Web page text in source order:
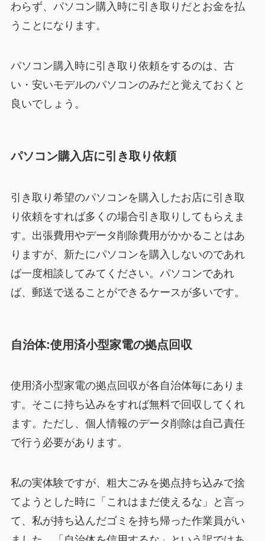
わらず、パソコン購入時に引き取りだとお金を払
うことになります。
パソコン購入時に引き取り依頼をするのは、古
い・安いモデルのパソコンのみだと覚えておくと
良いでしょう。
パソコン購入店に引き取り依頼
引き取り希望のパソコンを購入したお店に引き取
り依頼をすれば多くの場合引き取りしてもらえま
す。出張費用やデータ削除費用がかかることはあ
りますが、新たにパソコンを購入しないのであれ
ば一度相談してみてください。パソコンであれ
ば、郵送で送ることができるケースが多いです。
自治体:使用済小型家電の拠点回収
使用済小型家電の拠点回収が各自治体毎にありま
す。そこに持ち込みをすれば無料で回収してくれ
ます。ただし、個人情報のデータ削除は自己責任
で行う必要があります。
私の実体験ですが、粗大ごみを拠点持ち込みで捨
てようとした時に「これはまだ使えるな」と言っ
て、私が持ち込んだゴミを持ち帰った作業員がい